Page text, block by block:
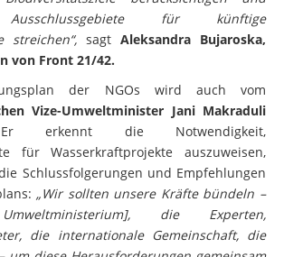
berücksichtigen und
Ausschlussgebiete für künftige
streichen“,
sagt
Aleksandra Bujaroska,
der NGOs wird auch vom
Vize-Umweltminister Jani Makraduli
Er erkennt die Notwendigkeit,
für Wasserkraftprojekte auszuweisen,
Schlussfolgerungen und Empfehlungen
„Wir sollten unsere Kräfte bündeln –
die Experten,
die internationale Gemeinschaft, die